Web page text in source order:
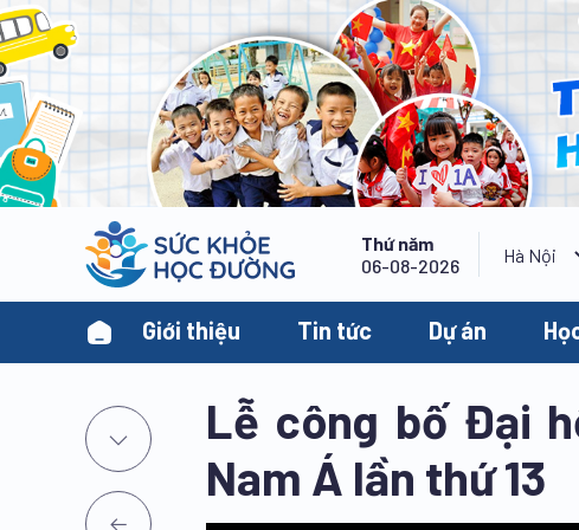
Thứ năm
06-08-2026
Giới thiệu Tin tức Dự án
Lễ công bố Đại
Nam Á lần thứ 13